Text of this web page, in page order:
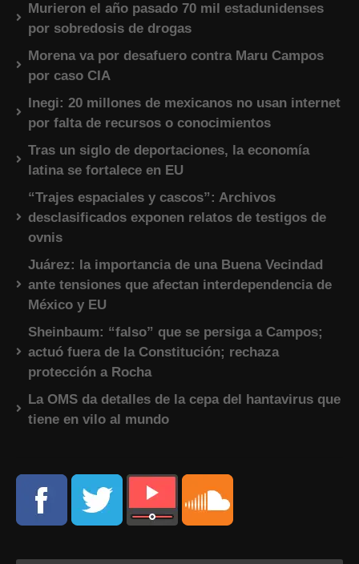
Murieron el año pasado 70 mil estadunidenses
por sobredosis de drogas
Morena va por desafuero contra Maru Campos
por caso CIA
Inegi: 20 millones de mexicanos no usan internet
por falta de recursos o conocimientos
Tras un siglo de deportaciones, la economía
latina se fortalece en EU
“Trajes espaciales y cascos”: Archivos
desclasificados exponen relatos de testigos de
ovnis
Juárez: la importancia de una Buena Vecindad
ante tensiones que afectan interdependencia de
México y EU
Sheinbaum: “falso” que se persiga a Campos;
actuó fuera de la Constitución; rechaza
protección a Rocha
La OMS da detalles de la cepa del hantavirus que
tiene en vilo al mundo